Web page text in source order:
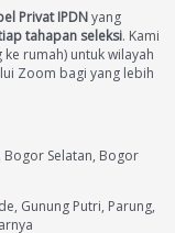
Privat IPDNyang
tahapan seleksi. Kami
rumah) untuk wilayah
Zoom bagi yang lebih
Selatan, Bogor
Gunung Putri, Parung,